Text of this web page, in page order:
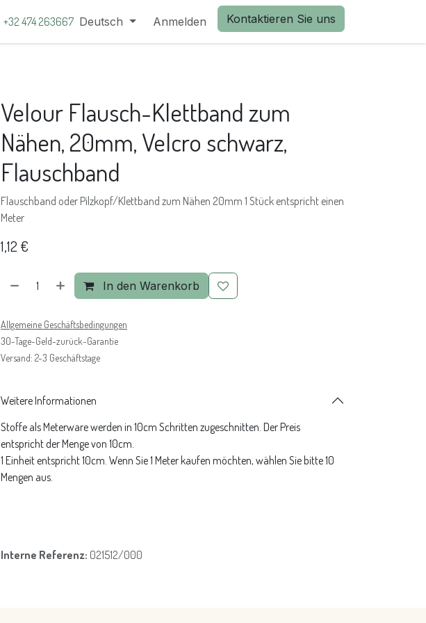
+32 474 263667 Deutsch Anmelden Kontaktieren Sie uns
Velour Flausch-Klettband zum
Nähen, 20mm, Velcro schwarz,
Flauschband
Flauschband oder Pilzkopf/Klettband zum Nähen 20mm 1 Stück entspricht einen
Meter
1,12 €
In den Warenkorb
Allgemeine Geschäftsbedingungen
30-Tage-Geld-zurück-Garantie
Versand: 2-3 Geschäftstage
Weitere Informationen
Stoffe als Meterware werden in 10cm Schritten zugeschnitten. Der Preis
entspricht der Menge von 10cm.
1 Einheit entspricht 10cm. Wenn Sie 1 Meter kaufen möchten, wählen Sie bitte 10
Mengen aus.
Interne Referenz: 021512/000